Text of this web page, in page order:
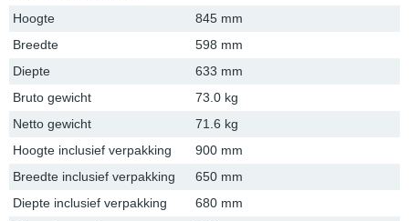
Hoogte
845 mm
Breedte
598 mm
Diepte
633 mm
Bruto gewicht
73.0 kg
Netto gewicht
71.6 kg
Hoogte inclusief verpakking
900 mm
Breedte inclusief verpakking
650 mm
Diepte inclusief verpakking
680 mm